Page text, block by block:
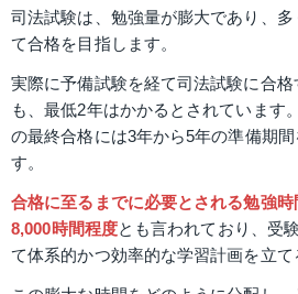
司法試験は、勉強量が膨大であり、
て合格を目指します。
実際に予備試験を経て司法試験に合
も、最低2年はかかるとされています
の最終合格には3年から5年の準備期
す。
合格に至るまでに必要とされる勉強
8,000時間程度とも言われており、受
て体系的かつ効率的な学習計画を立て